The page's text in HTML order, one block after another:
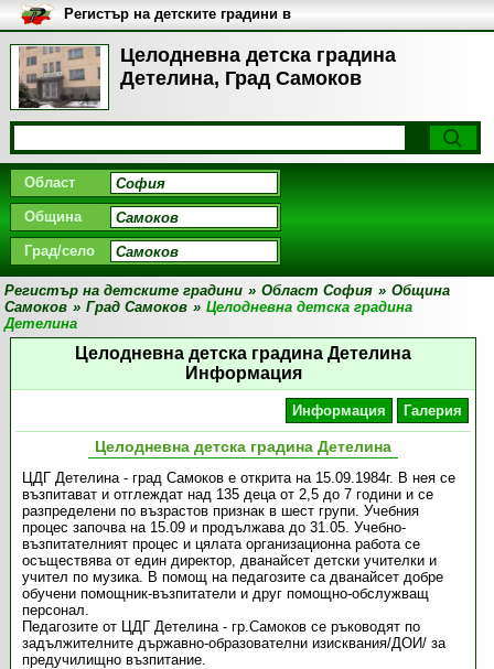
Целодневна детска градина
Детелина, Град Самоков
Регистър на детските градини в
България
Област
Община
Град/село
Регистър на детските градини » Област София » Община
Самоков » Град Самоков » Целодневна детска градина
Детелина
Целодневна детска градина Детелина
Информация
Информация Галерия
Целодневна детска градина Детелина
ЦДГ Детелина - град Самоков е открита на 15.09.1984г. В нея се
възпитават и отглеждат над 135 деца от 2,5 до 7 години и се
разпределени по възрастов признак в шест групи. Учебния
процес започва на 15.09 и продължава до 31.05. Учебно-
възпитателният процес и цялата организационна работа се
осъществява от един директор, дванайсет детски учителки и
учител по музика. В помощ на педагозите са дванайсет добре
обучени помощник-възпитатели и друг помощно-обслужващ
персонал.
Педагозите от ЦДГ Детелина - гр.Самоков се ръководят по
задължителните държавно-образователни изисквания/ДОИ/ за
предучилищно възпитание.